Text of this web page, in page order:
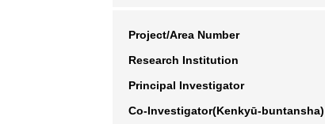
Project/Area Number
Research Institution
Principal Investigator
Co-Investigator(Kenkyū-buntansha)